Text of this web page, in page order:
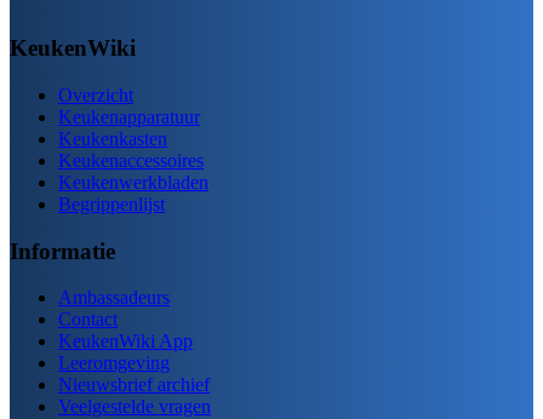
KeukenWiki
Overzicht
Keukenapparatuur
Keukenkasten
Keukenaccessoires
Keukenwerkbladen
Begrippenlijst
Informatie
Ambassadeurs
Contact
KeukenWiki App
Leeromgeving
Nieuwsbrief archief
Veelgestelde vragen